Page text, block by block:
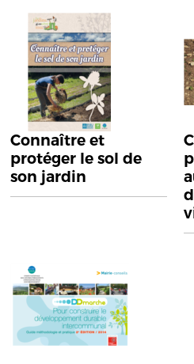
Connaître et
protéger le sol de
son jardin